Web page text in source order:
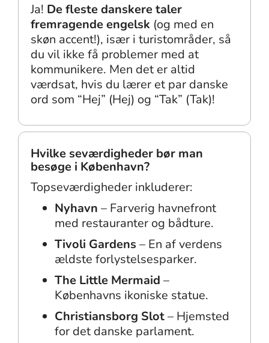
Ja! De fleste danskere taler
fremragende engelsk (og med en
skøn accent!), især i turistområder, så
du vil ikke få problemer med at
kommunikere. Men det er altid
værdsat, hvis du lærer et par danske
ord som “Hej” (Hej) og “Tak” (Tak)!
Hvilke seværdigheder bør man
besøge i København?
Topseværdigheder inkluderer:
Nyhavn – Farverig havnefront
med restauranter og bådture.
Tivoli Gardens – En af verdens
ældste forlystelsesparker.
The Little Mermaid –
Københavns ikoniske statue.
Christiansborg Slot– Hjemsted
for det danske parlament.